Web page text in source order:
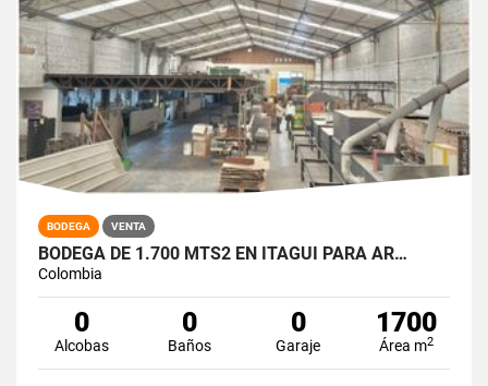
BODEGA VENTA
BODEGA DE 1.700 MTS2 EN ITAGUI PARA AR…
Colombia
0
Alcobas
0
Baños
0
Garaje
1700
Área m2